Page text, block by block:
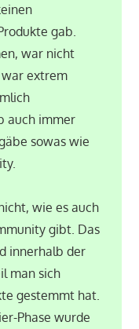
gab.
war nicht
extrem
auch immer
sowas wie
wie es auch
gibt. Das
innerhalb der
man sich
gestemmt hat.
Phase wurde